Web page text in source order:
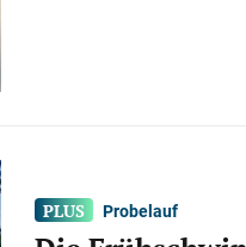
Probelauf